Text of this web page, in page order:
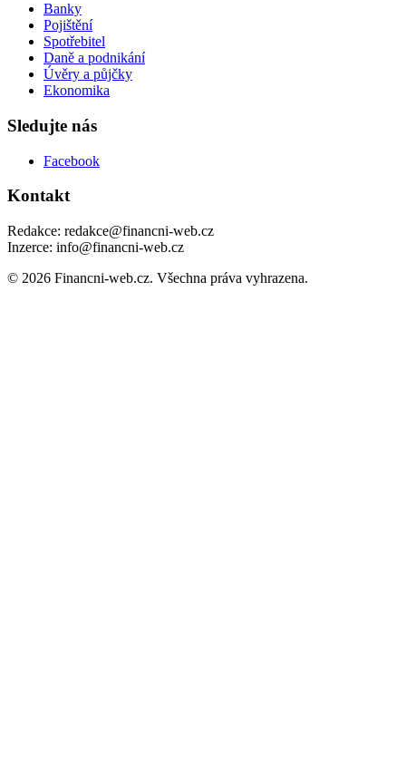
Banky
Pojištění
Spotřebitel
Daně a podnikání
Úvěry a půjčky
Ekonomika
Sledujte nás
Facebook
Kontakt
Redakce: redakce@financni-web.cz
Inzerce: info@financni-web.cz
© 2026 Financni-web.cz. Všechna práva vyhrazena.